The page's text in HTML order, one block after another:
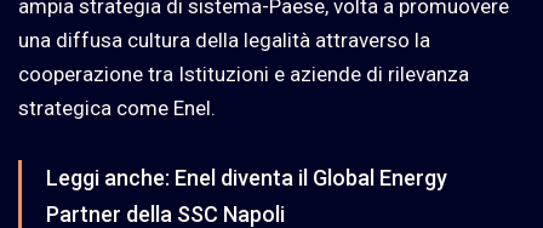
ampia strategia di sistema-Paese, volta a promuovere
una diffusa cultura della legalità attraverso la
cooperazione tra Istituzioni e aziende di rilevanza
strategica come Enel.
Leggi anche: Enel diventa il Global Energy
Partner della SSC Napoli